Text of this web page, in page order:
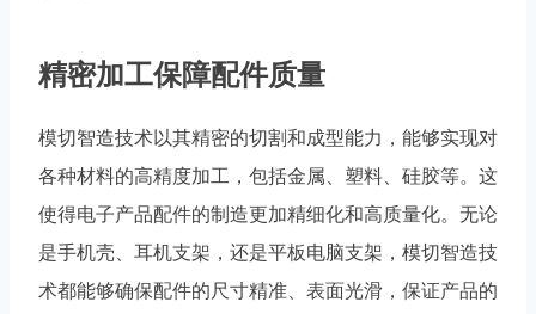
精密加工保障配件质量
模切智造技术以其精密的切割和成型能力，能够实现对
各种材料的高精度加工，包括金属、塑料、硅胶等。这
使得电子产品配件的制造更加精细化和高质量化。无论
是手机壳、耳机支架，还是平板电脑支架，模切智造技
术都能够确保配件的尺寸精准、表面光滑，保证产品的